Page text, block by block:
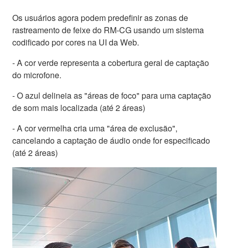
Os usuários agora podem predefinir as zonas de
rastreamento de feixe do RM-CG usando um sistema
codificado por cores na UI da Web.
- A cor verde representa a cobertura geral de captação
do microfone.
- O azul delineia as "áreas de foco" para uma captação
de som mais localizada (até 2 áreas)
- A cor vermelha cria uma "área de exclusão",
cancelando a captação de áudio onde for especificado
(até 2 áreas)